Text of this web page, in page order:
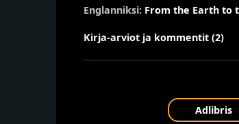
Englanniksi: From the Earth to
Kirja-arviot ja kommentit (2)
Adlibris